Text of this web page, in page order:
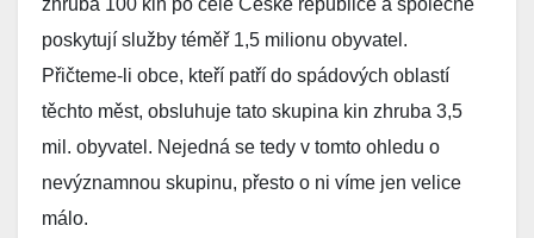
poskytují služby téměř 1,5 milionu obyvatel.
Přičteme-li obce, kteří patří do spádových oblastí
těchto měst, obsluhuje tato skupina kin zhruba 3,5
mil. obyvatel. Nejedná se tedy v tomto ohledu o
nevýznamnou skupinu, přesto o ni víme jen velice
málo.